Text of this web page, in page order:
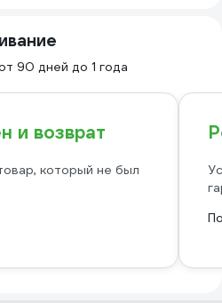
90 дней до 1 года
и возврат
который не был